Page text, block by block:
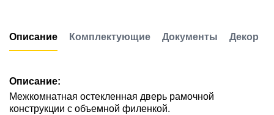
Описание Комплектующие Документы Декор
Описание:
Межкомнатная остекленная дверь рамочной
конструкции с объемной филенкой.